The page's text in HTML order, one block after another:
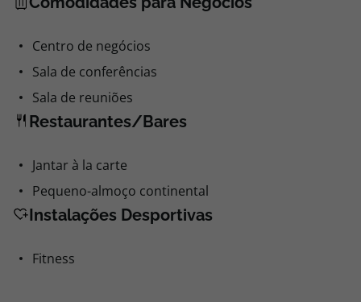
Centro de negócios
Sala de conferências
Sala de reuniões
Restaurantes/Bares
Jantar à la carte
Pequeno-almoço continental
Instalações Desportivas
Fitness